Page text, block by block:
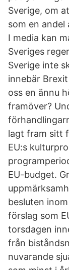
Sverige, om
som en andel
I media kan
Sveriges
Sverige inte
innebär
oss en ännu
framöver?
lagt fram sitt
EU:s
EU-budget.
besluten
förslag som
torsdagen
från
nuvarande